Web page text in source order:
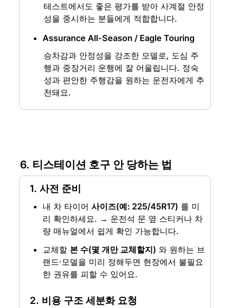
테스트에서도 좋은 평가를 받아 사계절 안정
성을 중시하는 분들에게 적합합니다.
Assurance All-Season / Eagle Touring
승차감과 안정성을 강조한 모델로, 도심 주
행과 중장거리 운행에 잘 어울립니다. 정숙
성과 편안한 주행감을 원하는 운전자에게 추
천돼요.
6. 티스테이션 호구 안 당하는 법
1. 사전 준비
내 차 타이어 사이즈(예: 225/45R17) 를 미
리 확인하세요. → 운전석 문 옆 스티커나 차
량 매뉴얼에서 쉽게 확인 가능합니다.
교체할 본 수(몇 개만 교체할지) 와 원하는 브
랜드·모델을 미리 정해두면 현장에서 불필요
한 권유를 피할 수 있어요.
2. 비용 구조 세분화 요청